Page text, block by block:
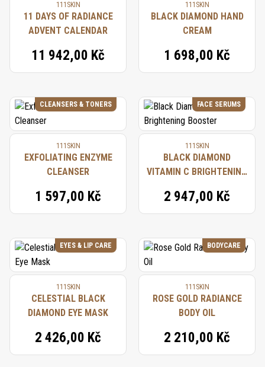
111SKIN
11 DAYS OF RADIANCE
ADVENT CALENDAR
11 942,00 Kč
111SKIN
BLACK DIAMOND HAND
CREAM
1 698,00 Kč
CLEANSERS & TONERS
111SKIN
EXFOLIATING ENZYME
CLEANSER
1 597,00 Kč
FACE SERUMS
111SKIN
BLACK DIAMOND
VITAMIN C BRIGHTENING
2 947,00 Kč
EYES & LIP CARE
111SKIN
CELESTIAL BLACK
DIAMOND EYE MASK
2 426,00 Kč
BODYCARE
111SKIN
ROSE GOLD RADIANCE
BODY OIL
2 210,00 Kč